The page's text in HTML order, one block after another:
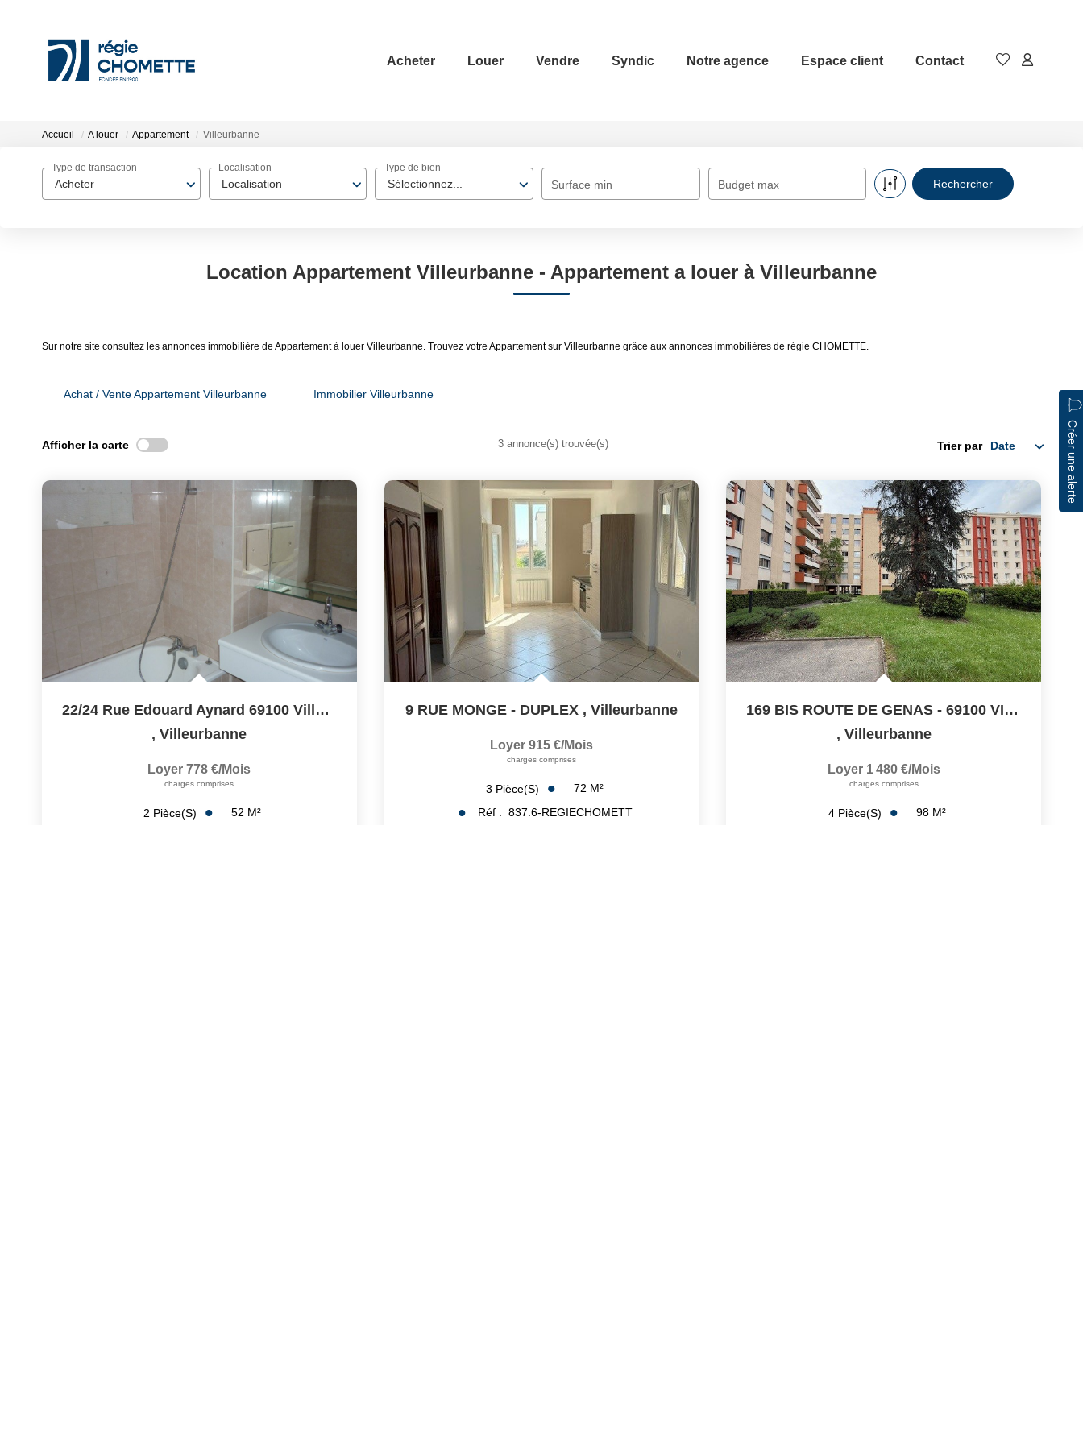
Acheter Louer Vendre Syndic Notre agence Espace client Contact
Accueil A louer Appartement Villeurbanne
Acheter
Type de transaction
Localisation
Localisation
Sélectionnez...
Type de bien
Surface min Budget max
Location Appartement Villeurbanne - Appartement a louer à Villeurbanne
Sur notre site consultez les annonces immobilière de Appartement à louer Villeurbanne. Trouvez votre Appartement sur Villeurbanne grâce aux annonces immobilières de régie CHOMETTE.
Achat / Vente Appartement Villeurbanne Immobilier Villeurbanne
Créer une alerte
Afficher la carte 3 annonce(s) trouvée(s) Trier par
22/24 Rue Edouard Aynard 69100 Villeurbanne
,Villeurbanne
Loyer 778 €/mois
charges comprises
2 Pièce(s) 52 M²
9 RUE MONGE - DUPLEX , Villeurbanne
Loyer 915 €/mois
charges comprises
3 Pièce(s) 72 M²
Réf : 837.6-REGIECHOMETT
169 BIS ROUTE DE GENAS - 69100 VILLEURBANNE
, Villeurbanne
Loyer 1 480 €/mois
charges comprises
4 Pièce(s) 98 M²